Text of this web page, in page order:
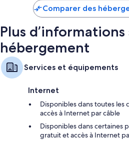
Comparer des
Plus
hébergement
Services et équipements
Internet
Disponibles dans toutes les
accès à Internet par câble
Disponibles dans certaines
gratuit et accès à Internet